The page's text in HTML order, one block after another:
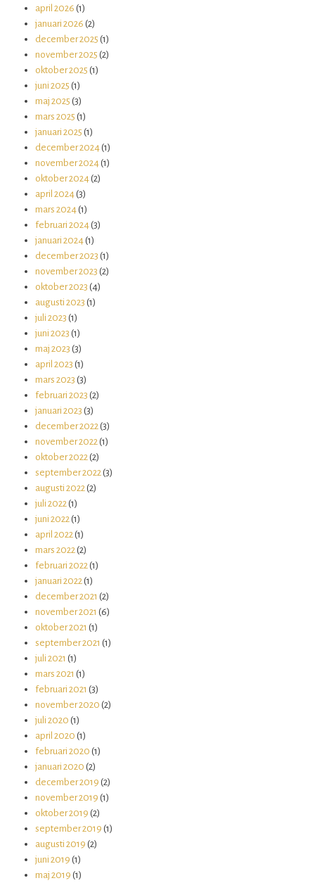
april 2026 (1)
januari 2026 (2)
december 2025 (1)
november 2025 (2)
oktober 2025 (1)
juni 2025 (1)
maj 2025 (3)
mars 2025 (1)
januari 2025 (1)
december 2024 (1)
november 2024 (1)
oktober 2024 (2)
april 2024 (3)
mars 2024 (1)
februari 2024 (3)
januari 2024 (1)
december 2023 (1)
november 2023 (2)
oktober 2023 (4)
augusti 2023 (1)
juli 2023 (1)
juni 2023 (1)
maj 2023 (3)
april 2023 (1)
mars 2023 (3)
februari 2023 (2)
januari 2023 (3)
december 2022 (3)
november 2022 (1)
oktober 2022 (2)
september 2022 (3)
augusti 2022 (2)
juli 2022 (1)
juni 2022 (1)
april 2022 (1)
mars 2022 (2)
februari 2022 (1)
januari 2022 (1)
december 2021 (2)
november 2021 (6)
oktober 2021 (1)
september 2021 (1)
juli 2021 (1)
mars 2021 (1)
februari 2021 (3)
november 2020 (2)
juli 2020 (1)
april 2020 (1)
februari 2020 (1)
januari 2020 (2)
december 2019 (2)
november 2019 (1)
oktober 2019 (2)
september 2019 (1)
augusti 2019 (2)
juni 2019 (1)
maj 2019 (1)